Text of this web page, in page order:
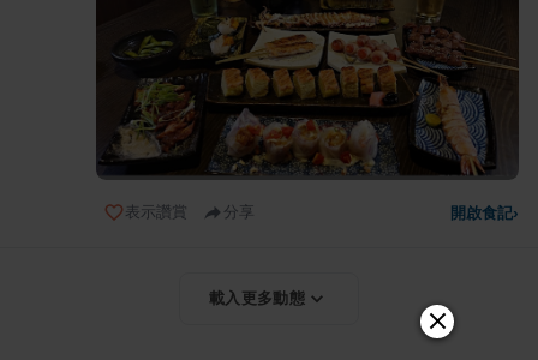
表示讚賞 分享 開啟食記›
載入更多動態